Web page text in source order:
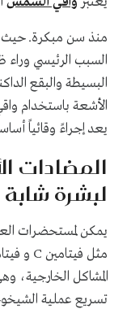
منذ سن مبكرة. حيث
السبب الرئيسي
البسيطة والبقع
يعد إجراءً وقائياً
المضادات
لبشرة شابة
يمكن لمستحضرات
المشاكل الخارجية،
تسريع عملية